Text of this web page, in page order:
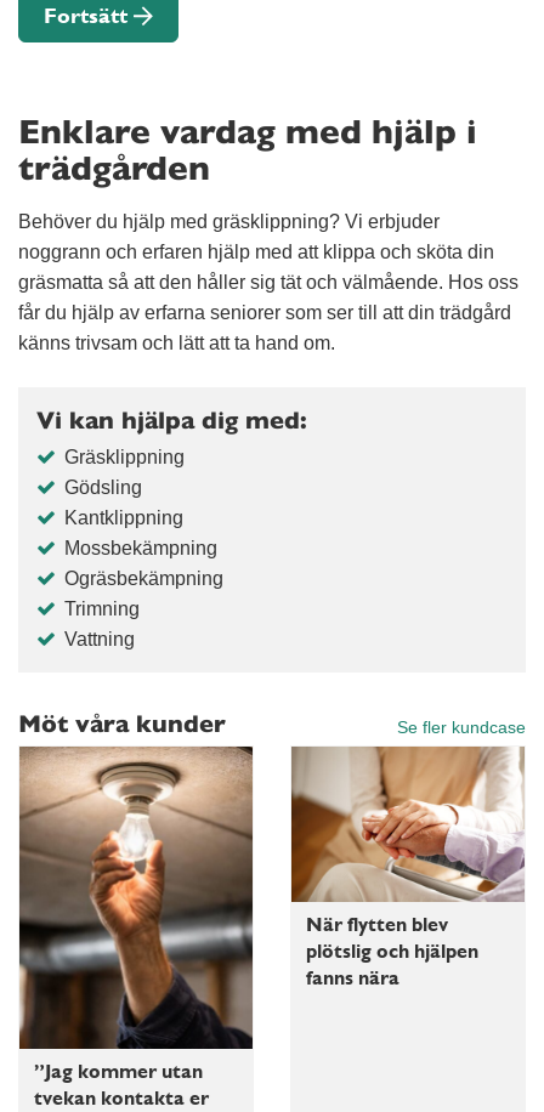
Fortsätt
Enklare vardag med hjälp i
trädgården
Behöver du hjälp med gräsklippning? Vi erbjuder
noggrann och erfaren hjälp med att klippa och sköta din
gräsmatta så att den håller sig tät och välmående. Hos oss
får du hjälp av erfarna seniorer som ser till att din trädgård
känns trivsam och lätt att ta hand om.
Vi kan hjälpa dig med:
Gräsklippning
Gödsling
Kantklippning
Mossbekämpning
Ogräsbekämpning
Trimning
Vattning
Möt våra kunder Se fler kundcase
”Jag kommer utan
tvekan kontakta er
När flytten blev
plötslig och hjälpen
fanns nära